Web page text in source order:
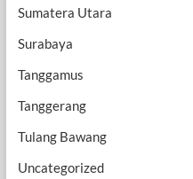
Sumatera Utara
Surabaya
Tanggamus
Tanggerang
Tulang Bawang
Uncategorized